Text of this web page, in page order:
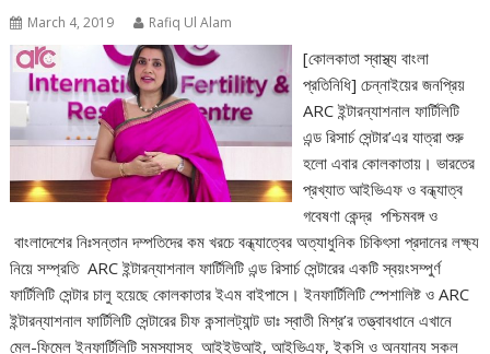
March 4, 2019 Rafiq Ul Alam
[কোলকাতা স্বাস্থ্য বাংলা
প্রতিনিধি] চেন্নাইয়ের জনপ্রিয়
ARC ইন্টারন্যাশনাল ফার্টিলিটি
এন্ড রিসার্চ সেন্টার’এর যাত্রা শুরু
হলো এবার কোলকাতায়। ভারতের
প্রখ্যাত আইভিএফ ও বন্ধ্যাত্ব
গবেষণা কেন্দ্র পশ্চিমবঙ্গ ও
বাংলাদেশের নিঃসন্তান দম্পতিদের কম খরচে বন্ধ্যাত্বের অত্যাধুনিক চিকিৎসা প্রদানের লক্ষ্য
নিয়ে সম্প্রতি ARC ইন্টারন্যাশনাল ফার্টিলিটি এন্ড রিসার্চ সেন্টারের একটি স্বয়ংসম্পুর্ণ
ফার্টিলিটি সেন্টার চালু হয়েছে কোলকাতার ইএম বাইপাসে। ইনফার্টিলিটি স্পেশালিষ্ট ও ARC
ইন্টারন্যাশনাল ফার্টিলিটি সেন্টারের চীফ কন্সালট্যান্ট ডাঃ স্বাতী মিশ্র’র তত্ত্বাবধানে এখানে
মেল-ফিমেল ইনফার্টিলিটি সমস্যাসহ আইইউআই, আইভিএফ, ইকসি ও অন্যান্য সকল